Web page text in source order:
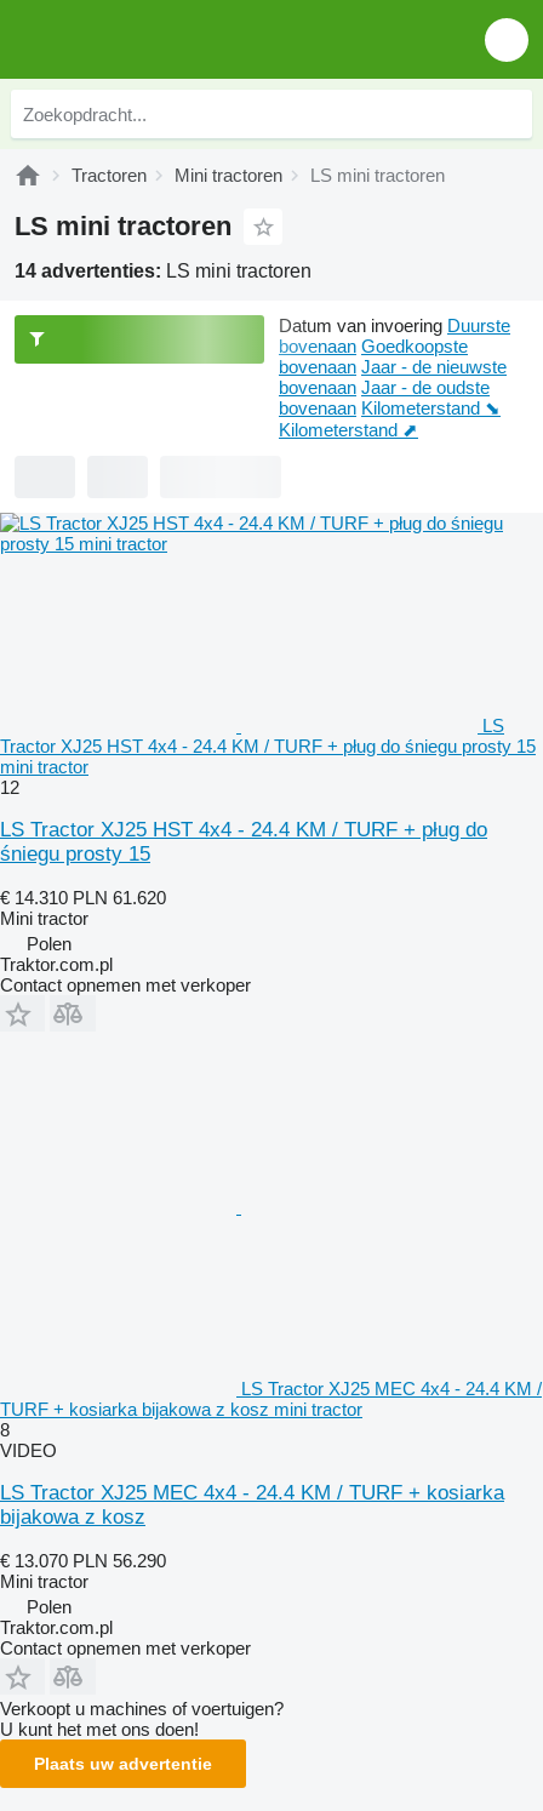
Tractoren Mini tractoren LS mini tractoren
LS mini tractoren
14 advertenties: LS mini tractoren
Datum van invoering Duurste
bovenaan Goedkoopste
bovenaan Jaar - de nieuwste
bovenaan Jaar - de oudste
bovenaan Kilometerstand ⬊
Kilometerstand ⬈
LS
Tractor XJ25 HST 4x4 - 24.4 KM / TURF + pług do śniegu prosty 15
mini tractor
12
LS Tractor XJ25 HST 4x4 - 24.4 KM / TURF + pług do
śniegu prosty 15
€ 14.310 PLN 61.620
Mini tractor
Polen
Traktor.com.pl
Contact opnemen met verkoper
LS Tractor XJ25 MEC 4x4 - 24.4 KM /
TURF + kosiarka bijakowa z kosz mini tractor
8
VIDEO
LS Tractor XJ25 MEC 4x4 - 24.4 KM / TURF + kosiarka
bijakowa z kosz
€ 13.070 PLN 56.290
Mini tractor
Polen
Traktor.com.pl
Contact opnemen met verkoper
Verkoopt u machines of voertuigen?
U kunt het met ons doen!
Plaats uw advertentie